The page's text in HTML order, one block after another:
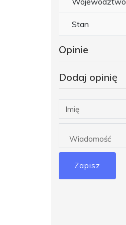
Stan
Opinie
Dodaj opinię
Zapisz